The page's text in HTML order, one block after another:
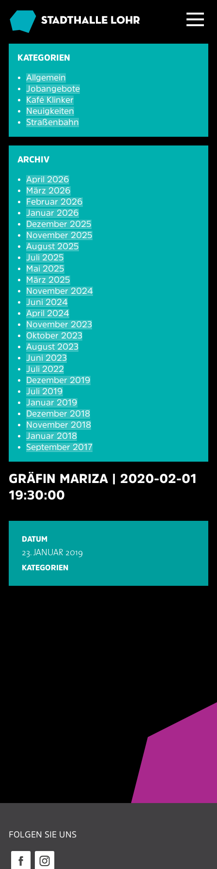
Programm
Übersicht
Ballett & Tanz
Familie
Konzerte
Oper & Operette
Party
Theater & Musical
Vorträge & Lesungen
Kafé Klinker
Service
Neuigkeiten
Tickets
Hotels & Übernachtung
Essen & Trinken
Barrierefreiheit
Über Lohr a.Main
FAQ – Fragen & Antworten
Kontakt
Das Haus
Großer Saal
Seminarbereich
Technik
Downloads
Geschichte
Jobs
Ansprechpartner
Buchungsanfrage
Kafé Klinker
KATEGORIEN
Allgemein
Jobangebote
Kafé Klinker
Neuigkeiten
Straßenbahn
ARCHIV
April 2026
März 2026
Februar 2026
Januar 2026
Dezember 2025
November 2025
August 2025
Juli 2025
Mai 2025
März 2025
November 2024
Juni 2024
April 2024
November 2023
Oktober 2023
August 2023
Juni 2023
Juli 2022
Dezember 2019
Juli 2019
Januar 2019
Dezember 2018
November 2018
Januar 2018
September 2017
GRÄFIN MARIZA | 2020-02-01
19:30:00
DATUM
23. JANUAR 2019
KATEGORIEN
FOLGEN SIE UNS